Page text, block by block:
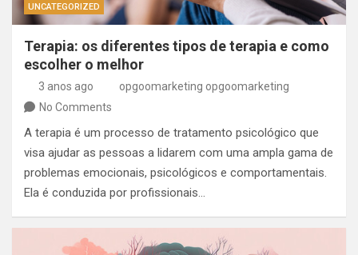
UNCATEGORIZED
Terapia: os diferentes tipos de terapia e como
escolher o melhor
3 anos ago
opgoomarketing opgoomarketing
No Comments
A terapia é um processo de tratamento psicológico que
visa ajudar as pessoas a lidarem com uma ampla gama de
problemas emocionais, psicológicos e comportamentais.
Ela é conduzida por profissionais…